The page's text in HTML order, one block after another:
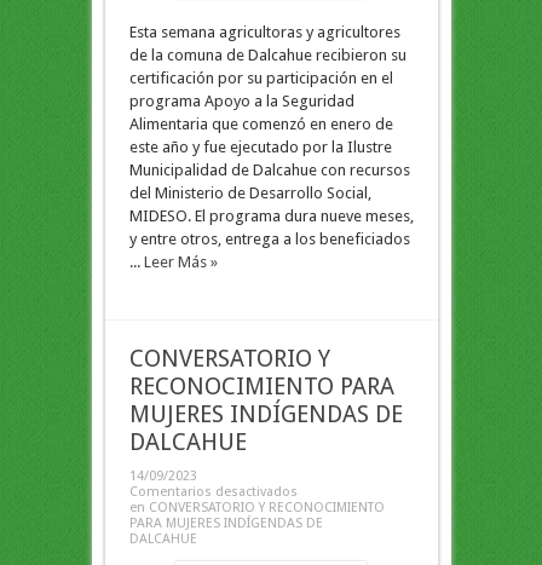
Esta semana agricultoras y agricultores
de la comuna de Dalcahue recibieron su
certificación por su participación en el
programa Apoyo a la Seguridad
Alimentaria que comenzó en enero de
este año y fue ejecutado por la Ilustre
Municipalidad de Dalcahue con recursos
del Ministerio de Desarrollo Social,
MIDESO. El programa dura nueve meses,
y entre otros, entrega a los beneficiados
... Leer Más »
CONVERSATORIO Y
RECONOCIMIENTO PARA
MUJERES INDÍGENDAS DE
DALCAHUE
14/09/2023
Comentarios desactivados
en CONVERSATORIO Y RECONOCIMIENTO
PARA MUJERES INDÍGENDAS DE
DALCAHUE